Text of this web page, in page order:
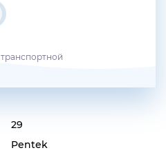
29
Pentek
транспортной